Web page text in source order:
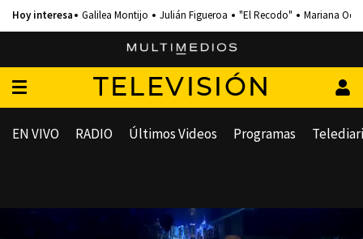
Galilea Montijo Julián Figueroa "El Recodo" Mariana
TELEVISIÓN
EN VIVO RADIO Últimos Videos Programas